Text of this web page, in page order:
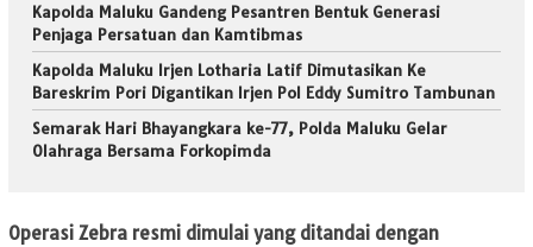
Kapolda Maluku Gandeng Pesantren Bentuk Generasi
Penjaga Persatuan dan Kamtibmas
Kapolda Maluku Irjen Lotharia Latif Dimutasikan Ke
Bareskrim Pori Digantikan Irjen Pol Eddy Sumitro Tambunan
Semarak Hari Bhayangkara ke-77, Polda Maluku Gelar
Olahraga Bersama Forkopimda
Operasi Zebra resmi dimulai yang ditandai dengan